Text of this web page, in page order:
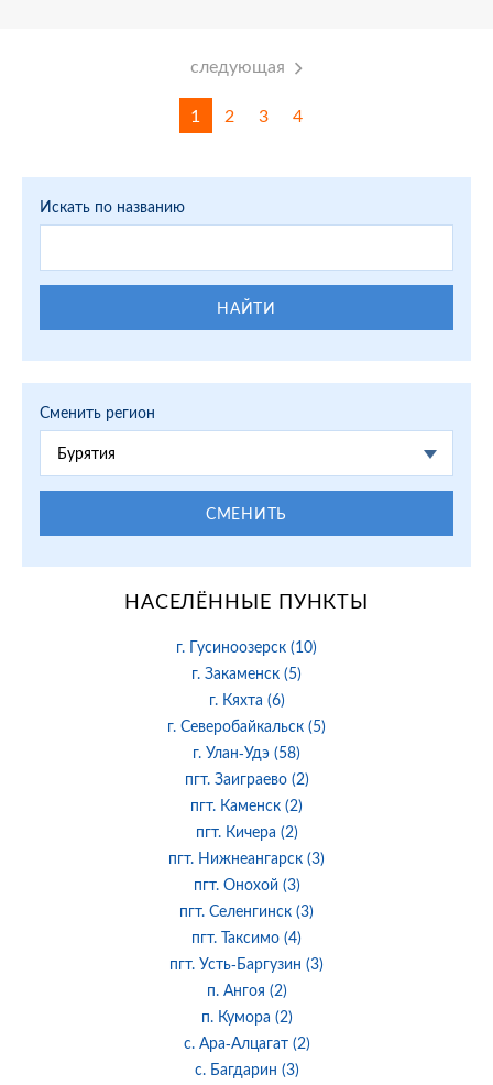
следующая
1 2 3 4
Искать по названию
НАЙТИ
Сменить регион
Бурятия
СМЕНИТЬ
НАСЕЛЁННЫЕ ПУНКТЫ
г. Гусиноозерск (10)
г. Закаменск (5)
г. Кяхта (6)
г. Северобайкальск (5)
г. Улан-Удэ (58)
пгт. Заиграево (2)
пгт. Каменск (2)
пгт. Кичера (2)
пгт. Нижнеангарск (3)
пгт. Онохой (3)
пгт. Селенгинск (3)
пгт. Таксимо (4)
пгт. Усть-Баргузин (3)
п. Ангоя (2)
п. Кумора (2)
с. Ара-Алцагат (2)
с. Багдарин (3)